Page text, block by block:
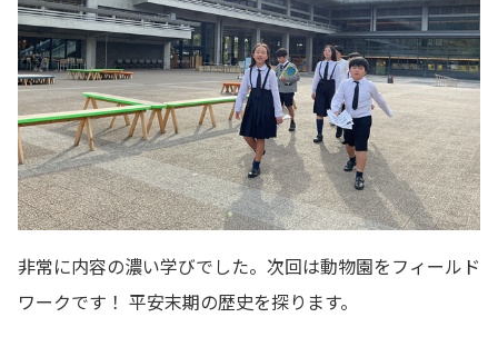
非常に内容の濃い学びでした。次回は動物園をフィールド
ワークです！ 平安末期の歴史を探ります。